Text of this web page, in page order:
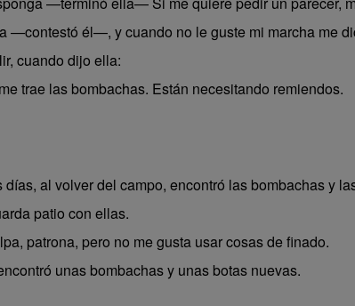
—contestó él—, y cuando no le guste mi marcha me
cuando dijo ella:
trae las bombachas. Están necesitando remiendos.
días, al volver del campo, encontró las bombachas y
patio con ellas.
patrona, pero no me gusta usar cosas de finado.
unas bombachas y unas botas nuevas.